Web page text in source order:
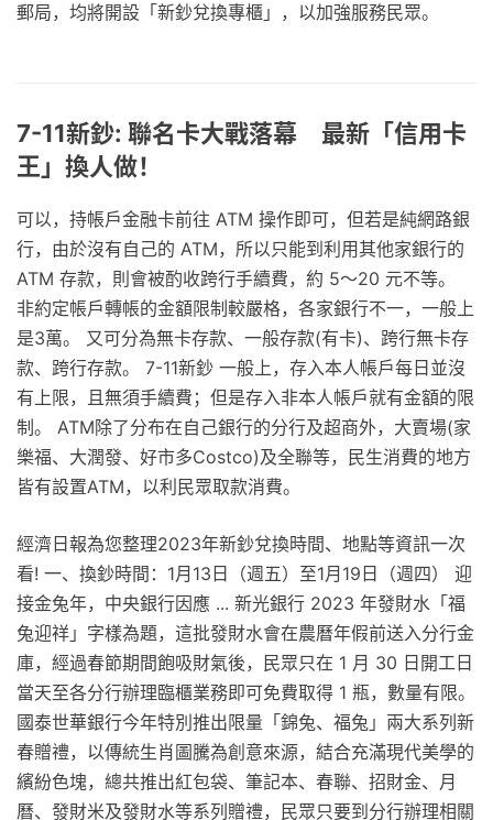
郵局，均將開設「新鈔兌換專櫃」，以加強服務民眾。
7-11新鈔: 聯名卡大戰落幕 最新「信用卡
王」換人做！
可以，持帳戶金融卡前往 ATM 操作即可，但若是純網路銀
行，由於沒有自己的 ATM，所以只能到利用其他家銀行的
ATM 存款，則會被酌收跨行手續費，約 5～20 元不等。
非約定帳戶轉帳的金額限制較嚴格，各家銀行不一，一般上
是3萬。 又可分為無卡存款、一般存款(有卡)、跨行無卡存
款、跨行存款。 7-11新鈔 一般上，存入本人帳戶每日並沒
有上限，且無須手續費；但是存入非本人帳戶就有金額的限
制。 ATM除了分布在自己銀行的分行及超商外，大賣場(家
樂福、大潤發、好市多Costco)及全聯等，民生消費的地方
皆有設置ATM，以利民眾取款消費。
經濟日報為您整理2023年新鈔兌換時間、地點等資訊一次
看! 一、換鈔時間：1月13日（週五）至1月19日（週四） 迎
接金兔年，中央銀行因應 ... 新光銀行 2023 年發財水「福
兔迎祥」字樣為題，這批發財水會在農曆年假前送入分行金
庫，經過春節期間飽吸財氣後，民眾只在 1 月 30 日開工日
當天至各分行辦理臨櫃業務即可免費取得 1 瓶，數量有限。
國泰世華銀行今年特別推出限量「錦兔、福兔」兩大系列新
春贈禮，以傳統生肖圖騰為創意來源，結合充滿現代美學的
繽紛色塊，總共推出紅包袋、筆記本、春聯、招財金、月
曆、發財米及發財水等系列贈禮，民眾只要到分行辦理相關